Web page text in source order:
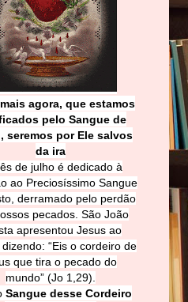
agora, que estamos
pelo Sangue de
seremos por Ele salvos
da ira
de julho é dedicado à
ao Preciosíssimo Sangue
derramado pelo perdão
pecados. São João
apresentou Jesus ao
“Eis o cordeiro de
que tira o pecado do
mundo” (Jo 1,29).
Sangue desse Cordeiro